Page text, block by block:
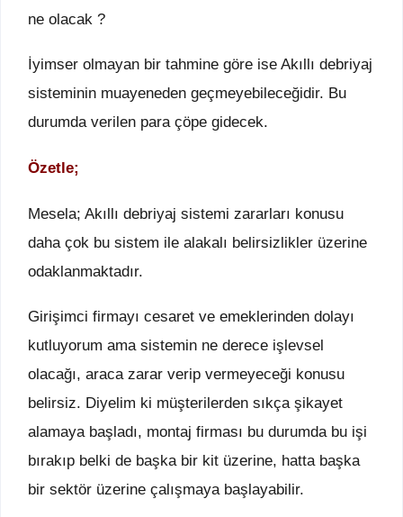
ne olacak ?
İyimser olmayan bir tahmine göre ise Akıllı debriyaj
sisteminin muayeneden geçmeyebileceğidir. Bu
durumda verilen para çöpe gidecek.
Özetle;
Mesela; Akıllı debriyaj sistemi zararları konusu
daha çok bu sistem ile alakalı belirsizlikler üzerine
odaklanmaktadır.
Girişimci firmayı cesaret ve emeklerinden dolayı
kutluyorum ama sistemin ne derece işlevsel
olacağı, araca zarar verip vermeyeceği konusu
belirsiz. Diyelim ki müşterilerden sıkça şikayet
alamaya başladı, montaj firması bu durumda bu işi
bırakıp belki de başka bir kit üzerine, hatta başka
bir sektör üzerine çalışmaya başlayabilir.